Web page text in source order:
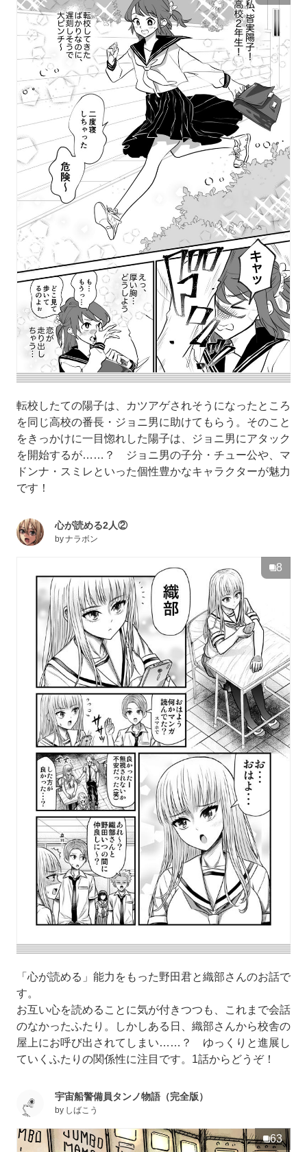
転校したての陽子は、カツアゲされそうになったところ
を同じ高校の番長・ジョニ男に助けてもらう。そのこと
をきっかけに一目惚れした陽子は、ジョニ男にアタック
を開始するが……？ ジョニ男の子分・チュー公や、マ
ドンナ・スミレといった個性豊かなキャラクターが魅力
です！
心が読める2人②
byナラボン
8
「心が読める」能力をもった野田君と織部さんのお話で
す。
お互い心を読めることに気が付きつつも、これまで会話
のなかったふたり。しかしある日、織部さんから校舎の
屋上にお呼び出されてしまい……？ ゆっくりと進展し
ていくふたりの関係性に注目です。1話からどうぞ！
宇宙船警備員タンノ物語（完全版）
by しばこう
63